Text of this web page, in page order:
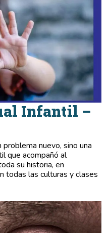
Infantil –
nuevo, sino una
que acompañó al
su historia, en
todas las culturas y clases